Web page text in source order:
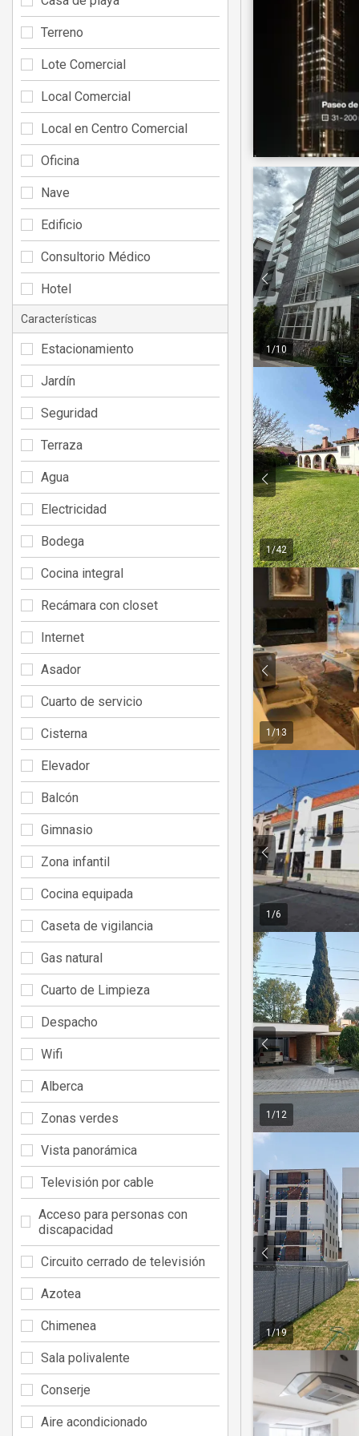
1 /10
1/42
1 /13
1 /6
1 /12
1/19
Terreno
Lote Comercial
Local Comercial
Local en Centro Comercial
Oficina
Nave
Edificio
Consultorio Médico
Hotel
Características
Estacionamiento
Jardín
Seguridad
Terraza
Agua
Electricidad
Bodega
Cocina integral
Recámara con closet
Internet
Asador
Cuarto de servicio
Cisterna
Elevador
Balcón
Gimnasio
Zona infantil
Cocina equipada
Caseta de vigilancia
Gas natural
Cuarto de Limpieza
Despacho
Wifi
Alberca
Zonas verdes
Vista panorámica
Televisión por cable
Acceso para personas con
discapacidad
Circuito cerrado de televisión
Azotea
Chimenea
Sala polivalente
Conserje
Aire acondicionado